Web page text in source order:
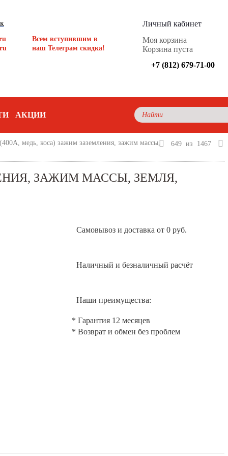
Всем вступившим в
наш Телеграм скидка!
Личный кабинет
Моя корзина
Корзина пуста
+7 (812) 679-71-00
АКЦИИ
медь, коса) зажим заземления, зажим массы, 649 из 1467
ЗАЖИМ МАССЫ, ЗЕМЛЯ,
Самовывоз и доставка от 0 руб.
Наличный и безналичный расчёт
Наши преимущества:
* Гарантия 12 месяцев
* Возврат и обмен без проблем